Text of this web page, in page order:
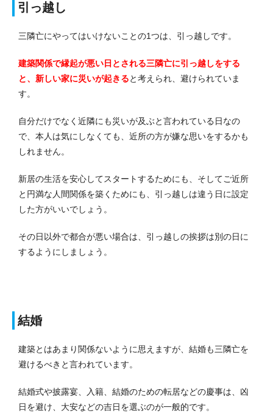
引っ越し
三隣亡にやってはいけないことの1つは、引っ越しです。
建築関係で縁起が悪い日とされる三隣亡に引っ越しをする
と、新しい家に災いが起きると考えられ、避けられていま
す。
自分だけでなく近隣にも災いが及ぶと言われている日なの
で、本人は気にしなくても、近所の方が嫌な思いをするかも
しれません。
新居の生活を安心してスタートするためにも、そしてご近所
と円満な人間関係を築くためにも、引っ越しは違う日に設定
した方がいいでしょう。
その日以外で都合が悪い場合は、引っ越しの挨拶は別の日に
するようにしましょう。
結婚
建築とはあまり関係ないように思えますが、結婚も三隣亡を
避けるべきと言われています。
結婚式や披露宴、入籍、結婚のための転居などの慶事は、凶
日を避け、大安などの吉日を選ぶのが一般的です。